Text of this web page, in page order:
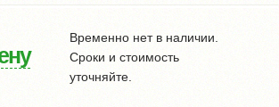
Временно нет в наличии.
Сроки и стоимость
уточняйте.